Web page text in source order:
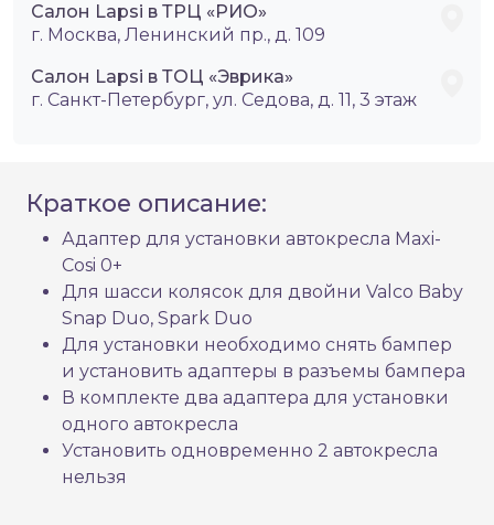
Салон Lapsi в ТРЦ «РИО»
г. Москва, Ленинский пр., д. 109
Салон Lapsi в ТОЦ «Эврика»
г. Санкт-Петербург, ул. Седова, д. 11, 3 этаж
Краткое описание:
Адаптер для установки автокресла Maxi-
Cosi 0+
Для шасси колясок для двойни Valco Baby
Snap Duo, Spark Duo
Для установки необходимо снять бампер
и установить адаптеры в разъемы бампера
В комплекте два адаптера для установки
одного автокресла
Установить одновременно 2 автокресла
нельзя